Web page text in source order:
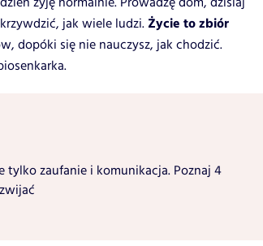
jak wiele ludzi. Życie to zbiór
dopóki się nie nauczysz, jak chodzić.
tylko zaufanie i komunikacja. Poznaj 4